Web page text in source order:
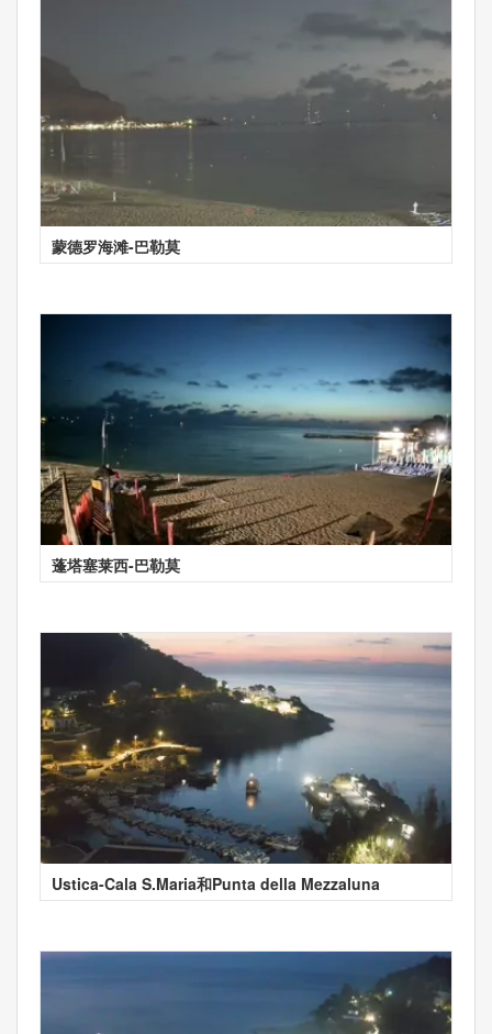
蒙德罗海滩-巴勒莫
蓬塔塞莱西-巴勒莫
Ustica-Cala S.Maria和Punta della Mezzaluna